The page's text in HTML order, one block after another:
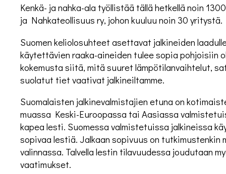
Kenkä- ja nahka-ala työllistää tällä hetkellä noin
ja Nahkateollisuus ry, johon kuuluu noin 30 yritystä.
Suomen keliolosuhteet asettavat jalkineiden
käytettävien raaka-aineiden tulee sopia pohjoisiin
kokemusta siitä, mitä suuret lämpötilanvaihtelut,
suolatut tiet vaativat jalkineiltamme.
Suomalaisten jalkinevalmistajien etuna on
muassa Keski-Euroopassa tai Aasiassa
kapea lesti. Suomessa valmistetuissa jalkineissa
sopivaa lestiä. Jalkaan sopivuus on tutkimustenkin
valinnassa. Talvella lestin tilavuudessa joudutaan
vaatimukset.